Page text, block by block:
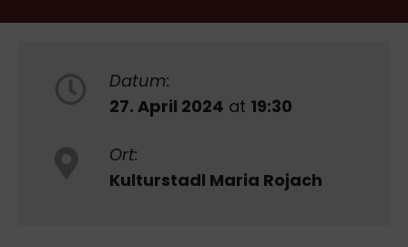
Datum:
27. April 2024 at 19:30
Ort:
Kulturstadl Maria Rojach